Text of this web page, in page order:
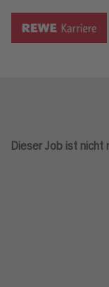
Dieser Job ist nicht